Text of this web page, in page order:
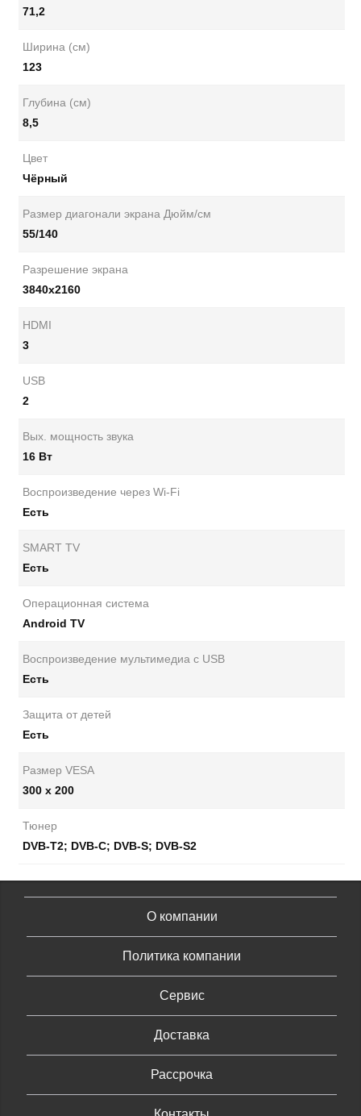
71,2
Ширина (см)
123
Глубина (см)
8,5
Цвет
Чёрный
Размер диагонали экрана Дюйм/см
55/140
Разрешение экрана
3840x2160
HDMI
3
USB
2
Вых. мощность звука
16 Вт
Воспроизведение через Wi-Fi
Есть
SMART TV
Есть
Операционная система
Android TV
Воспроизведение мультимедиа с USB
Есть
Защита от детей
Есть
Размер VESA
300 x 200
Тюнер
DVB-T2; DVB-C; DVB-S; DVB-S2
О компании
Политика компании
Сервис
Доставка
Рассрочка